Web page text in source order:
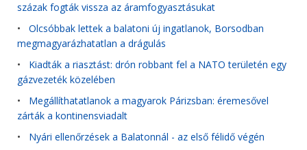
százak fogták vissza az áramfogyasztásukat
• Olcsóbbak lettek a balatoni új ingatlanok, Borsodban
megmagyarázhatatlan a drágulás
• Kiadták a riasztást: drón robbant fel a NATO területén egy
gázvezeték közelében
• Megállíthatatlanok a magyarok Párizsban: éremesővel
zárták a kontinensviadalt
• Nyári ellenőrzések a Balatonnál - az első félidő végén